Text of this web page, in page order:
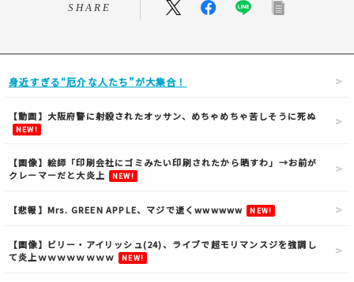
SHARE
身近すぎる“厄介な人たち”が大集合！
【動画】大阪府警に射殺されたオッサン、めちゃめちゃ苦しそうに死ぬ
NEW!
【画像】絵師「印刷会社にゴミみたい印刷されたから晒すわ」→お前が
クレーマーだと大炎上
NEW!
【悲報】Mrs. GREEN APPLE、マジで逝くwwwwww NEW!
【画像】ビリー・アイリッシュ(24)、ライブで超モリマンスジを強調し
て炎上ｗｗｗｗｗｗｗｗ
NEW!